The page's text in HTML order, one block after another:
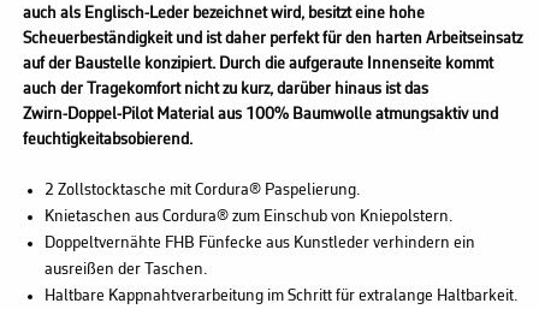
auch als Englisch-Leder bezeichnet wird, besitzt eine hohe
Scheuerbeständigkeit und ist daher perfekt für den harten Arbeitseinsatz
auf der Baustelle konzipiert. Durch die aufgeraute Innenseite kommt
auch der Tragekomfort nicht zu kurz, darüber hinaus ist das
Zwirn-Doppel-Pilot Material aus 100% Baumwolle atmungsaktiv und
feuchtigkeitabsobierend.
2 Zollstocktasche mit Cordura® Paspelierung.
Knietaschen aus Cordura® zum Einschub von Kniepolstern.
Doppeltvernähte FHB Fünfecke aus Kunstleder verhindern ein
ausreißen der Taschen.
Haltbare Kappnahtverarbeitung im Schritt für extralange Haltbarkeit.